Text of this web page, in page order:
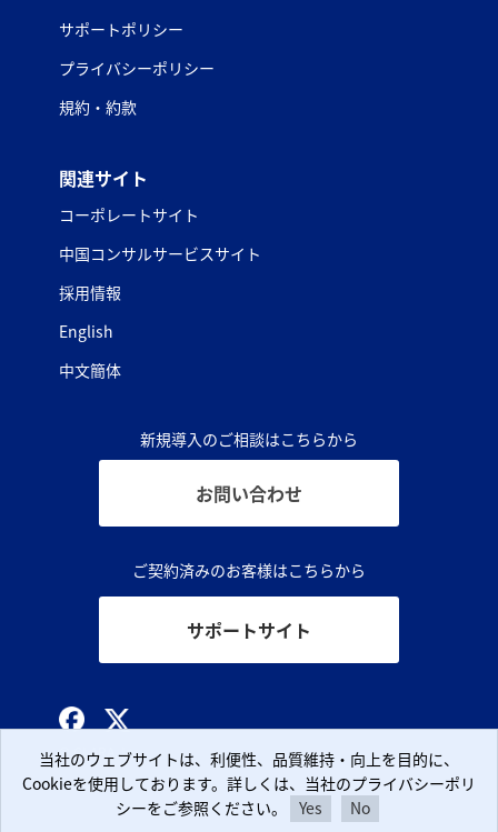
サポートポリシー
プライバシーポリシー
規約・約款
関連サイト
コーポレートサイト
中国コンサルサービスサイト
採用情報
English
中文簡体
新規導入のご相談はこちらから
お問い合わせ
ご契約済みのお客様はこちらから
サポートサイト
© CLARA, Inc.
当社のウェブサイトは、利便性、品質維持・向上を目的に、
Cookieを使用しております。詳しくは、当社のプライバシーポリ
シーをご参照ください。
Yes No
当社のウェブサイトは、利便性、品質維持・向上を目的に、
Cookieを使用しております。詳しくは、当社のプライバシーポリ
シーをご参照ください。
Yes No